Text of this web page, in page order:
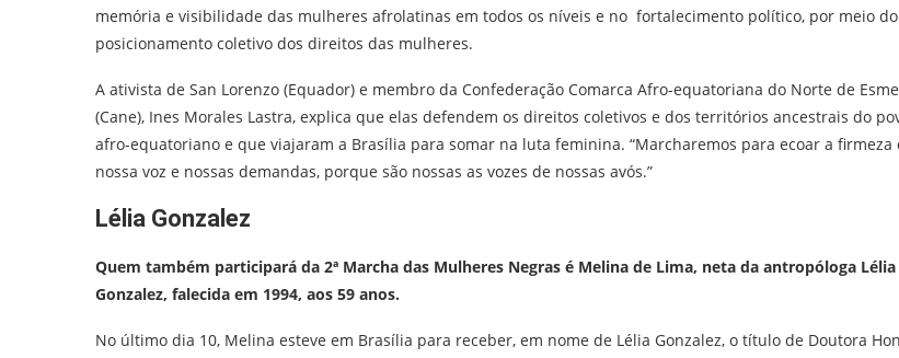
memória e visibilidade das mulheres afrolatinas em todos os níveis e no fortalecimento político, por meio do
posicionamento coletivo dos direitos das mulheres.
A ativista de San Lorenzo (Equador) e membro da Confederação Comarca Afro-equatoriana do Norte de
(Cane), Ines Morales Lastra, explica que elas defendem os direitos coletivos e dos territórios ancestrais do
afro-equatoriano e que viajaram a Brasília para somar na luta feminina. “Marcharemos para ecoar a firmeza
nossa voz e nossas demandas, porque são nossas as vozes de nossas avós.”
Lélia Gonzalez
Quem também participará da 2ª Marcha das Mulheres Negras é Melina de Lima, neta da antropóloga Lélia
Gonzalez, falecida em 1994, aos 59 anos.
No último dia 10, Melina esteve em Brasília para receber, em nome de Lélia Gonzalez, o título de Doutora